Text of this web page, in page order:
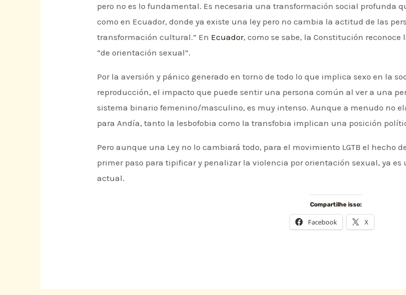
pero no es lo fundamental. Es necesaria una transformación social profunda
como en Ecuador, donde ya existe una ley pero no cambia la actitud de las
transformación cultural.” En Ecuador, como se sabe, la Constitución
“de orientación sexual”.
Por la aversión y pánico generado en torno de todo lo que implica sexo en la
reproducción, el impacto que puede sentir una persona común al ver a una
sistema binario femenino/masculino, es muy intenso. Aunque a menudo no
para Andía, tanto la lesbofobia como la transfobia implican una posición
Pero aunque una Ley no lo cambiará todo, para el movimiento LGTB el hecho
primer paso para tipificar y penalizar la violencia por orientación sexual, ya
actual.
Compartilhe isso:
Facebook X